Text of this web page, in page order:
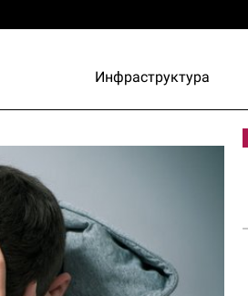
Инфраструктура